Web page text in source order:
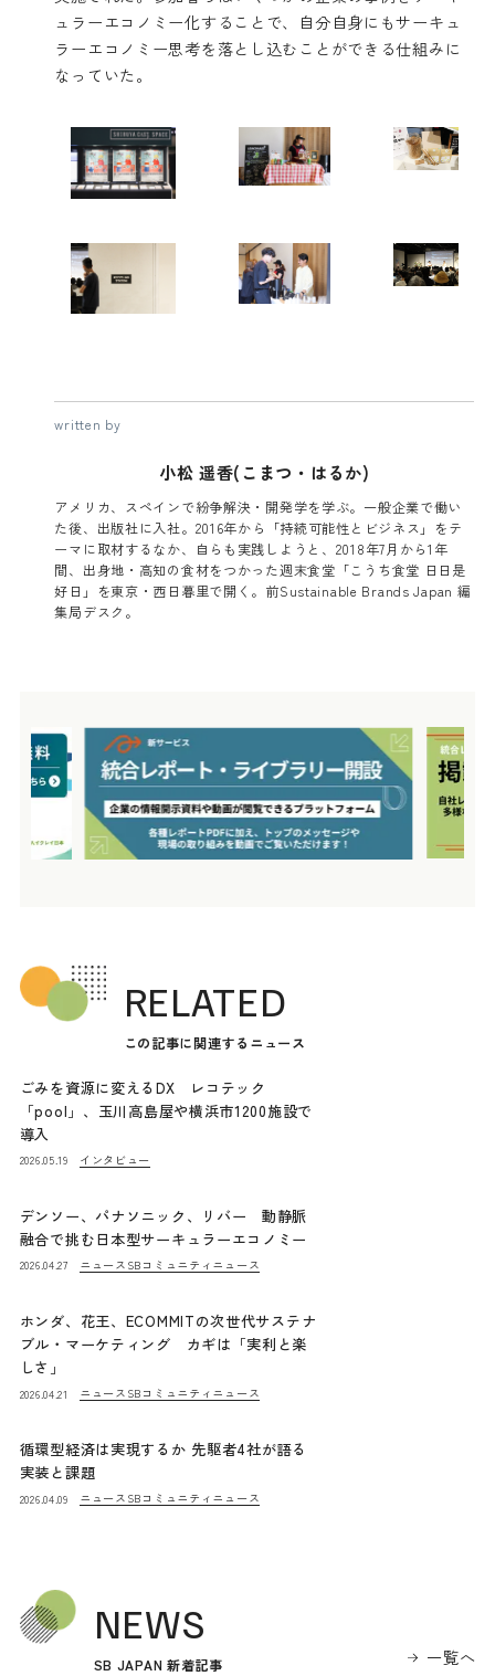
ュラーエコノミー化することで、自分自身にもサーキュ
ラーエコノミー思考を落とし込むことができる仕組みに
なっていた。
written by
小松 遥香(こまつ・はるか)
アメリカ、スペインで紛争解決・開発学を学ぶ。一般企業で働い
た後、出版社に入社。2016年から「持続可能性とビジネス」をテ
ーマに取材するなか、自らも実践しようと、2018年7月から1年
間、出身地・高知の食材をつかった週末食堂「こうち食堂 日日是
好日」を東京・西日暮里で開く。前Sustainable Brands Japan 編
集局デスク。
RELATED
この記事に関連するニュース
ごみを資源に変えるDX レコテック
「pool」、玉川高島屋や横浜市1200施設で
導入
2026.05.19 インタビュー
デンソー、パナソニック、リバー 動静脈
融合で挑む日本型サーキュラーエコノミー
2026.04.27 ニュース SBコミュニティニュース
ホンダ、花王、ECOMMITの次世代サステナ
ブル・マーケティング カギは「実利と楽
しさ」
2026.04.21 ニュース SBコミュニティニュース
循環型経済は実現するか 先駆者4社が語る
実装と課題
2026.04.09 ニュース SBコミュニティニュース
NEWS
SB JAPAN 新着記事 一覧へ